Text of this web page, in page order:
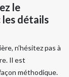
le
détails
n’hésitez pas à
Il est
méthodique.